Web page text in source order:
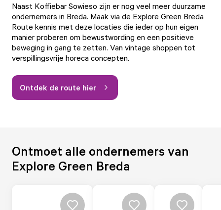
Naast Koffiebar Sowieso zijn er nog veel meer duurzame
ondernemers in Breda. Maak via de Explore Green Breda
Route kennis met deze locaties die ieder op hun eigen
manier proberen om bewustwording en een positieve
beweging in gang te zetten. Van vintage shoppen tot
verspillingsvrije horeca concepten.
Ontdek de route hier
Ontmoet alle ondernemers van
Explore Green Breda